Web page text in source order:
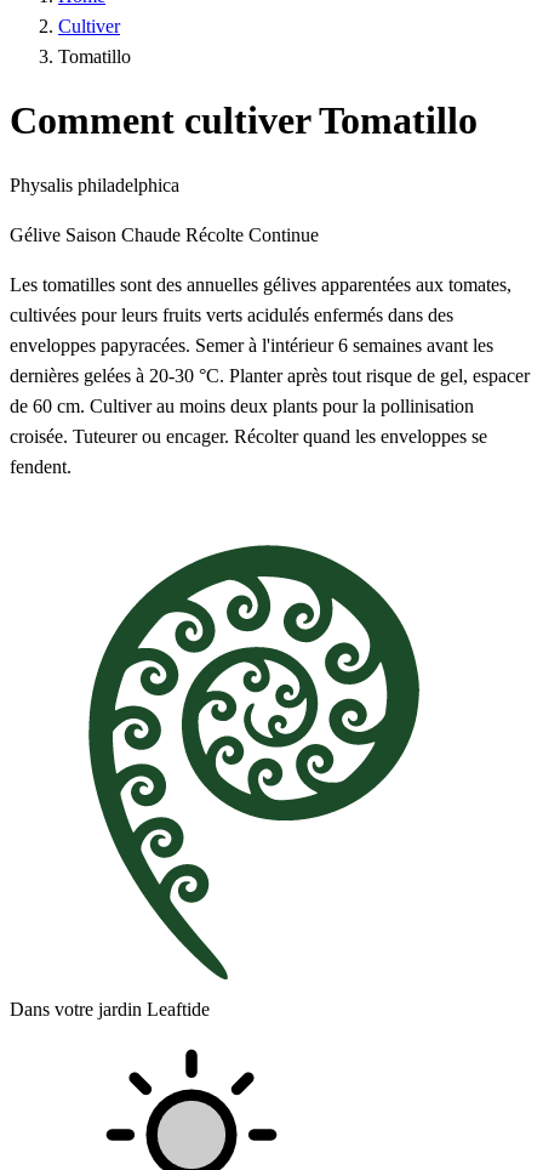
Cultiver
Tomatillo
Comment cultiver Tomatillo
Physalis philadelphica
Gélive Saison Chaude Récolte Continue
Les tomatilles sont des annuelles gélives apparentées aux tomates,
cultivées pour leurs fruits verts acidulés enfermés dans des
enveloppes papyracées. Semer à l'intérieur 6 semaines avant les
dernières gelées à 20-30 °C. Planter après tout risque de gel, espacer
de 60 cm. Cultiver au moins deux plants pour la pollinisation
croisée. Tuteurer ou encager. Récolter quand les enveloppes se
fendent.
Dans votre jardin Leaftide